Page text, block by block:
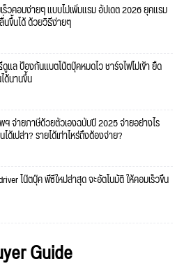
ร็วคอมง่ายๆ แบบไม่เพิ่มแรม อัปเดต 2026 ยุคแรม
ขึ้นได้ ด้วยวิธีง่ายๆ
แล ป้องกันแบตโน๊ตบุ๊คหมดไว ชาร์จไฟไม่เข้า ยืด
ด้นานขึ้น
จ่ายภาษีด้วยตัวเองฉบับปี 2025 จ่ายอย่างไร
ด้เปล่า? รายได้เท่าไหร่ถึงต้องจ่าย?
โน๊ตบุ๊ค พีซีใหม่ล่าสุด จะอัตโนมัติ ให้คอมเร็วขึ้น
Guide